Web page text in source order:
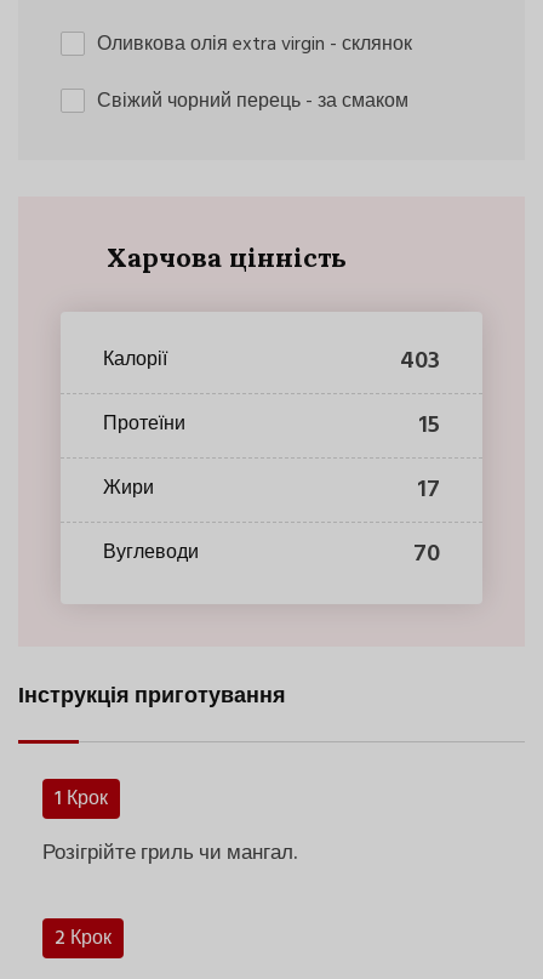
Оливкова олія extra virgin - склянок
Свіжий чорний перець- за смаком
Харчова цінність
Калорії 403
Протеїни 15
Жири 17
Вуглеводи 70
Інструкція приготування
1 Крок
Розігрійте гриль чи мангал.
2 Крок